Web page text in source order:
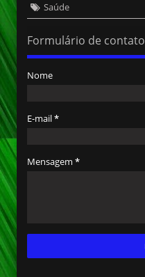
Saúde
Formulário de contato
Nome
E-mail*
Mensagem *